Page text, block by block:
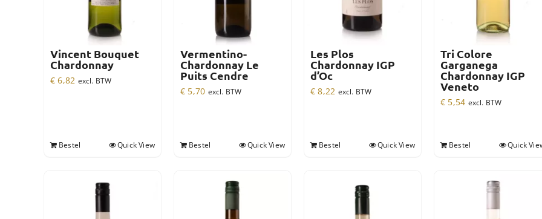
Vincent Bouquet
Chardonnay
€ 6,82 excl. BTW
Bestel Quick View
Vermentino-
Chardonnay Le
Puits Cendre
€ 5,70 excl. BTW
Bestel Quick View
Les Plos
Chardonnay IGP
d’Oc
€ 8,22 excl. BTW
Bestel Quick View
Tri Colore
Garganega
Chardonnay IGP
Veneto
€ 5,54 excl. BTW
Bestel Quick